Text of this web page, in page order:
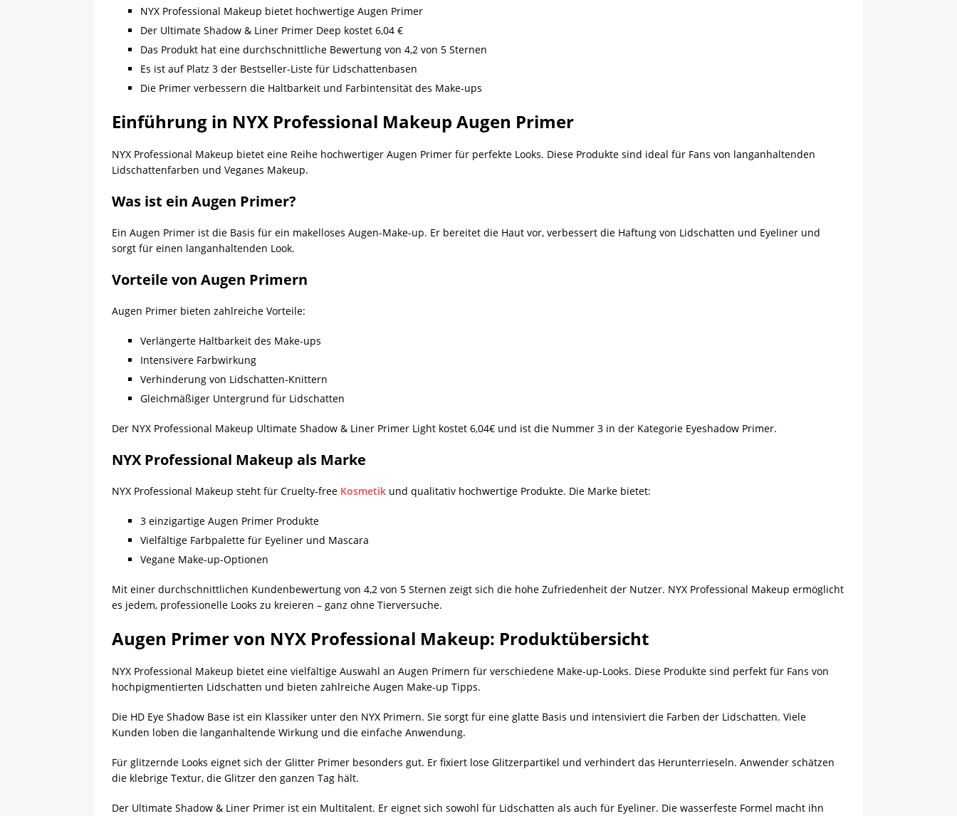
NYX Professional Makeup bietet hochwertige Augen Primer
Der Ultimate Shadow & Liner Primer Deep kostet 6,04 €
Das Produkt hat eine durchschnittliche Bewertung von 4,2 von 5 Sternen
Es ist auf Platz 3 der Bestseller-Liste für Lidschattenbasen
Die Primer verbessern die Haltbarkeit und Farbintensität des Make-ups
Einführung in NYX Professional Makeup Augen Primer
NYX Professional Makeup bietet eine Reihe hochwertiger Augen Primer für perfekte Looks. Diese Produkte sind ideal für Fans von langanhaltenden
Lidschattenfarben und Veganes Makeup.
Was ist ein Augen Primer?
Ein Augen Primer ist die Basis für ein makelloses Augen-Make-up. Er bereitet die Haut vor, verbessert die Haftung von Lidschatten und Eyeliner und
sorgt für einen langanhaltenden Look.
Vorteile von Augen Primern
Augen Primer bieten zahlreiche Vorteile:
Verlängerte Haltbarkeit des Make-ups
Intensivere Farbwirkung
Verhinderung von Lidschatten-Knittern
Gleichmäßiger Untergrund für Lidschatten
Der NYX Professional Makeup Ultimate Shadow & Liner Primer Light kostet 6,04€ und ist die Nummer 3 in der Kategorie Eyeshadow Primer.
NYX Professional Makeup als Marke
NYX Professional Makeup steht für Cruelty-free Kosmetik und qualitativ hochwertige Produkte. Die Marke bietet:
3 einzigartige Augen Primer Produkte
Vielfältige Farbpalette für Eyeliner und Mascara
Vegane Make-up-Optionen
Mit einer durchschnittlichen Kundenbewertung von 4,2 von 5 Sternen zeigt sich die hohe Zufriedenheit der Nutzer. NYX Professional Makeup ermöglicht
es jedem, professionelle Looks zu kreieren – ganz ohne Tierversuche.
Augen Primer von NYX Professional Makeup: Produktübersicht
NYX Professional Makeup bietet eine vielfältige Auswahl an Augen Primern für verschiedene Make-up-Looks. Diese Produkte sind perfekt für Fans von
hochpigmentierten Lidschatten und bieten zahlreiche Augen Make-up Tipps.
Die HD Eye Shadow Base ist ein Klassiker unter den NYX Primern. Sie sorgt für eine glatte Basis und intensiviert die Farben der Lidschatten. Viele
Kunden loben die langanhaltende Wirkung und die einfache Anwendung.
Für glitzernde Looks eignet sich der Glitter Primer besonders gut. Er fixiert lose Glitzerpartikel und verhindert das Herunterrieseln. Anwender schätzen
die klebrige Textur, die Glitzer den ganzen Tag hält.
Der Ultimate Shadow & Liner Primer ist ein Multitalent. Er eignet sich sowohl für Lidschatten als auch für Eyeliner. Die wasserfeste Formel macht ihn